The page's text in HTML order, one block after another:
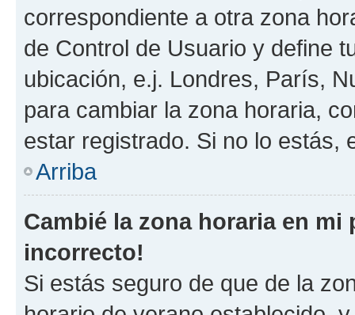
correspondiente a otra zona
de Control de Usuario y define
ubicación, e.j. Londres, París,
para cambiar la zona horaria,
estar registrado. Si no lo estás,
Arriba
Cambié la zona horaria en
incorrecto!
Si estás seguro de que de la